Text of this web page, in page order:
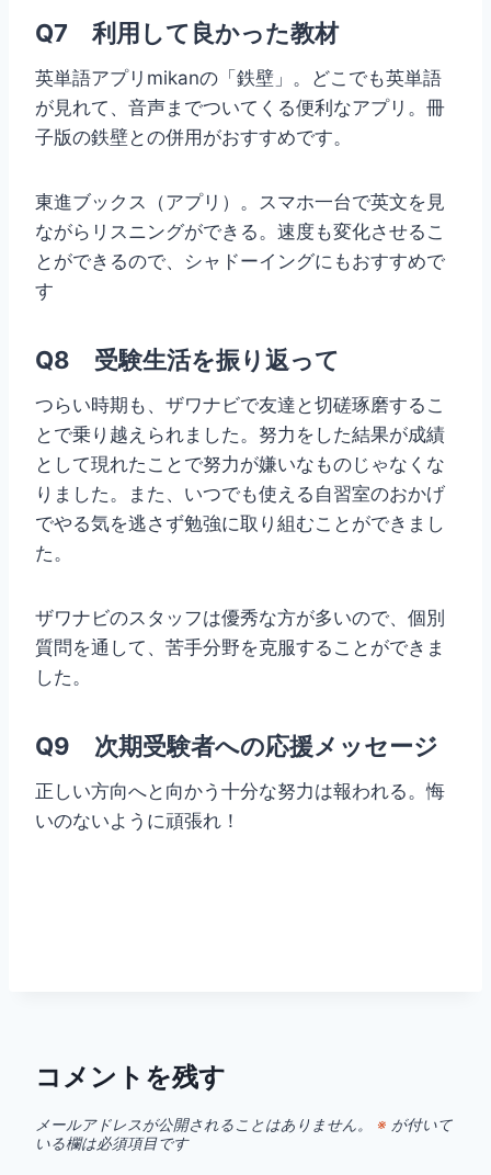
Q7 利用して良かった教材
英単語アプリ mikanの「鉄壁」。どこでも英単語
が見れて、音声までついてくる便利なアプリ。冊
子版の鉄壁との併用がおすすめです。
東進ブックス（アプリ）。スマホ一台で英文を見
ながらリスニングができる。速度も変化させるこ
とができるので、シャドーイングにもおすすめで
す
Q8 受験生活を振り返って
つらい時期も、ザワナビで友達と切磋琢磨するこ
とで乗り越えられました。努力をした結果が成績
として現れたことで努力が嫌いなものじゃなくな
りました。また、いつでも使える自習室のおかげ
でやる気を逃さず勉強に取り組むことができまし
た。
ザワナビのスタッフは優秀な方が多いので、個別
質問を通して、苦手分野を克服することができま
した。
Q9 次期受験者への応援メッセージ
正しい方向へと向かう十分な努力は報われる。悔
いのないように頑張れ！
コメントを残す
メールアドレスが公開されることはありません。 ※ が付いて
いる欄は必須項目です